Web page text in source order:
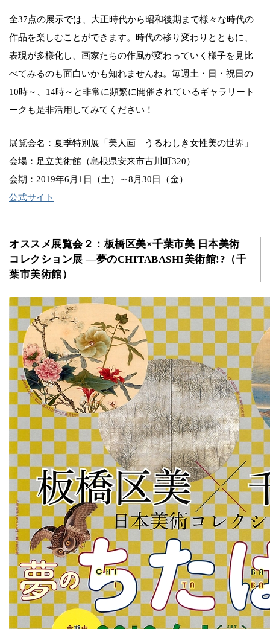
全37点の展示では、大正時代から昭和後期まで様々な時代の
作品を楽しむことができます。時代の移り変わりとともに、
表現が多様化し、画家たちの作風が変わっていく様子を見比
べてみるのも面白いかも知れませんね。毎週土・日・祝日の
10時～、14時～と非常に頻繁に開催されているギャラリート
ークも是非活用してみてください！
展覧会名：夏季特別展「美人画 うるわしき女性美の世界」
会場：足立美術館（島根県安来市古川町320）
会期：2019年6月1日（土）～8月30日（金）
公式サイト
オススメ展覧会２：板橋区美×千葉市美 日本美術
コレクション展 ―夢のCHITABASHI美術館!?（千
葉市美術館）